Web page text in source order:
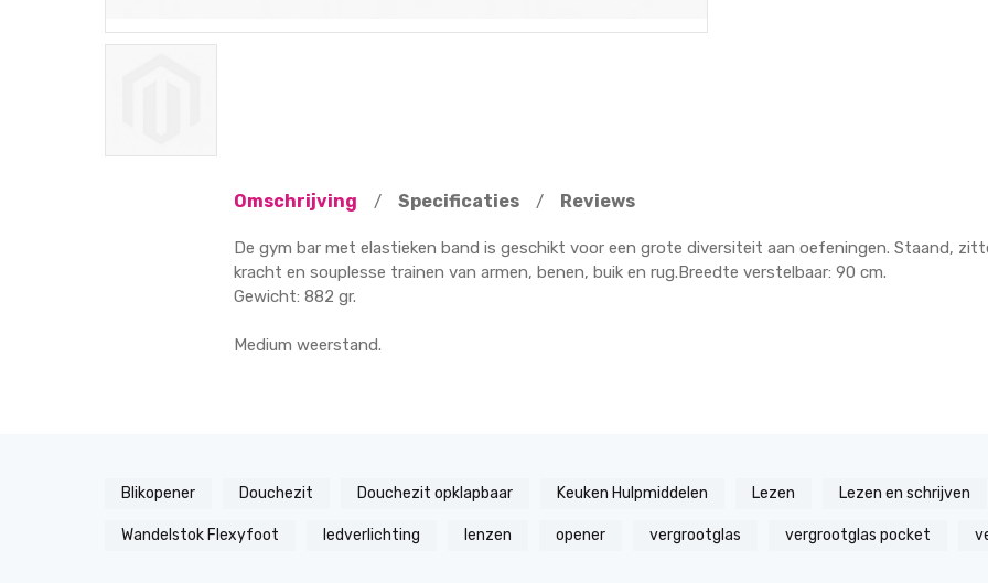
Omschrijving / Specificaties / Reviews
De gym bar met elastieken band is geschikt voor een grote diversiteit aan oefeningen. Staand,
kracht en souplesse trainen van armen, benen, buik en rug.Breedte verstelbaar: 90 cm.
Gewicht: 882 gr.
Medium weerstand.
Blikopener Douchezit Douchezit opklapbaar Keuken Hulpmiddelen Lezen Lezen en schrijven
Wandelstok Flexyfoot ledverlichting lenzen opener vergrootglas vergrootglas pocket